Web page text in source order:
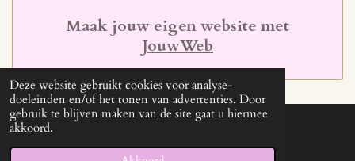
Deze website gebruikt cookies voor analyse-
doeleinden en/of het tonen van advertenties. Door
gebruik te blijven maken van de site gaat u hiermee
akkoord.
Maak jouw eigen website met
JouwWeb
© 2021 - 2026 kimenjindy
Powered by